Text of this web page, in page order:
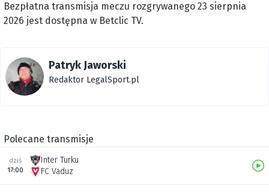
Bezpłatna transmisja meczu rozgrywanego 23 sierpnia
2026 jest dostępna w Betclic TV.
Patryk Jaworski
Redaktor LegalSport.pl
Polecane transmisje
dziś
17:00
Inter Turku
FC Vaduz